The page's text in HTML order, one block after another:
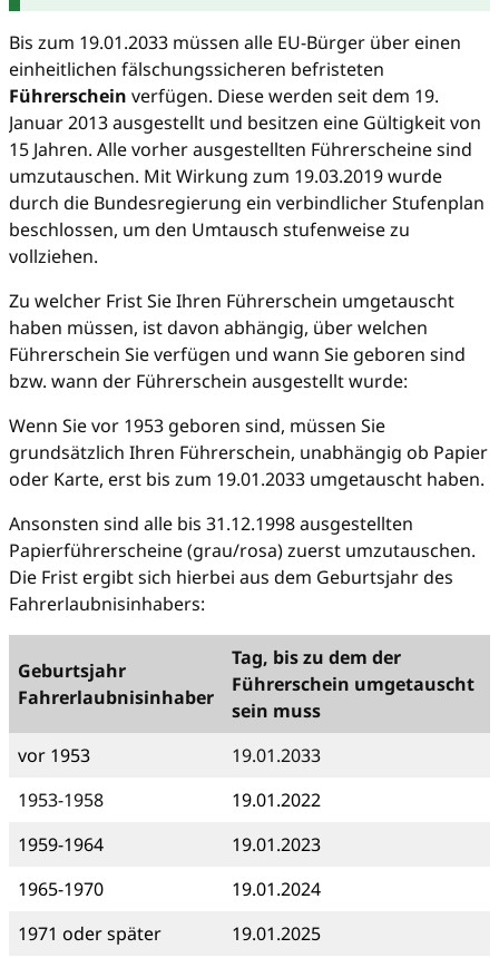
Bis zum 19.01.2033 müssen alle EU-Bürger über einen
einheitlichen fälschungssicheren befristeten
Führerschein verfügen. Diese werden seit dem 19.
Januar 2013 ausgestellt und besitzen eine Gültigkeit von
15 Jahren. Alle vorher ausgestellten Führerscheine sind
umzutauschen. Mit Wirkung zum 19.03.2019 wurde
durch die Bundesregierung ein verbindlicher Stufenplan
beschlossen, um den Umtausch stufenweise zu
vollziehen.
Zu welcher Frist Sie Ihren Führerschein umgetauscht
haben müssen, ist davon abhängig, über welchen
Führerschein Sie verfügen und wann Sie geboren sind
bzw. wann der Führerschein ausgestellt wurde:
Wenn Sie vor 1953 geboren sind, müssen Sie
grundsätzlich Ihren Führerschein, unabhängig ob Papier
oder Karte, erst bis zum 19.01.2033 umgetauscht haben.
Ansonsten sind alle bis 31.12.1998 ausgestellten
Papierführerscheine (grau/rosa) zuerst umzutauschen.
Die Frist ergibt sich hierbei aus dem Geburtsjahr des
Fahrerlaubnisinhabers:
Geburtsjahr
Fahrerlaubnisinhaber
Tag, bis zu dem der
Führerschein umgetauscht
sein muss
vor 1953
19.01.2033
1953-1958
19.01.2022
1959-1964
19.01.2023
1965-1970
19.01.2024
1971 oder später
19.01.2025